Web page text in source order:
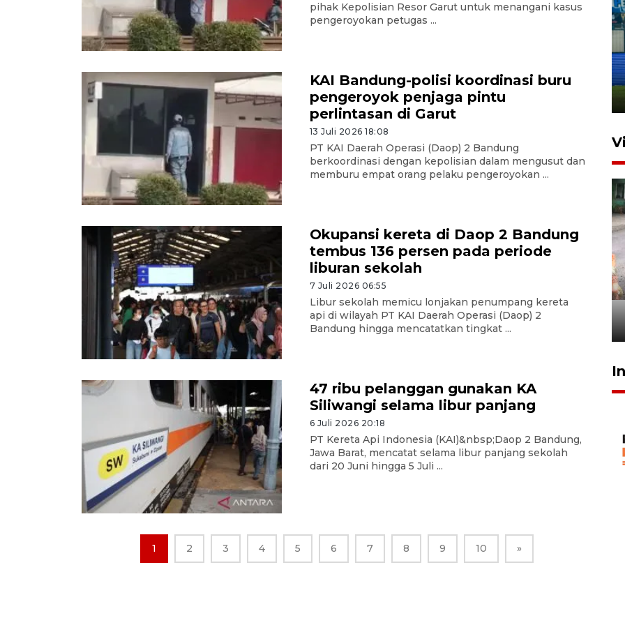
pihak Kepolisian Resor Garut untuk menangani kasus
pengeroyokan petugas ...
KAI Bandung-polisi koordinasi buru
pengeroyok penjaga pintu
perlintasan di Garut
13 Juli 2026 18:08
PT KAI Daerah Operasi (Daop) 2 Bandung
berkoordinasi dengan kepolisian dalam mengusut dan
memburu empat orang pelaku pengeroyokan ...
Okupansi kereta di Daop 2 Bandung
tembus 136 persen pada periode
liburan sekolah
7 Juli 2026 06:55
Libur sekolah memicu lonjakan penumpang kereta
api di wilayah PT KAI Daerah Operasi (Daop) 2
Bandung hingga mencatatkan tingkat ...
47 ribu pelanggan gunakan KA
Siliwangi selama libur panjang
6 Juli 2026 20:18
PT Kereta Api Indonesia (KAI)&nbsp;Daop 2 Bandung,
Jawa Barat, mencatat selama libur panjang sekolah
dari 20 Juni hingga 5 Juli ...
1 2 3 4 5 6 7 8 9 10 »
Balikpapan
31 Juli 2026 18:01
Pigai: Penangkapan begal
tetap kewenangan aparat
penegak hukum
29 Juli 2026 00:31